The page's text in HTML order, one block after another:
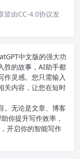
皆由CC-4.0协议发
中文版的强大功
胜的故事，AI助手都
作灵感。您只需输入
关内容，让您在短时
。无论是文章、博客
你提升写作效率，
，开启你的智能写作